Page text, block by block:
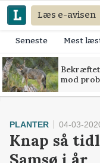
Læs e-avisen
Seneste Mest
mod
PLANTER 04-03-
Knap så
Samsø i år